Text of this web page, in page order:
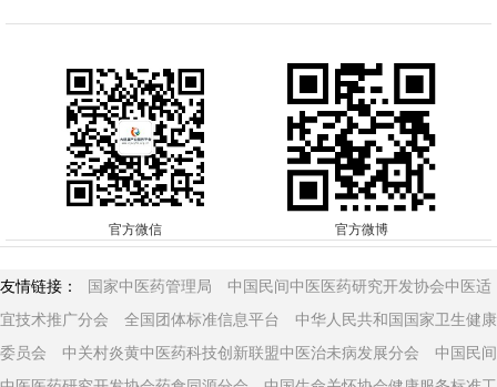
官方微信 官方微博
友情链接： 国家中医药管理局
中国民间中医医药研究开发协会中医适
宜技术推广分会
全国团体标准信息平台
中华人民共和国国家卫生健康
委员会
中关村炎黄中医药科技创新联盟中医治未病发展分会
中国民间